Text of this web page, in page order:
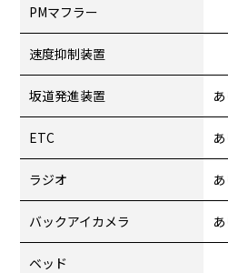
PMマフラー
速度抑制装置
坂道発進装置 あ
ETC あ
ラジオ あ
バックアイカメラ あ
ベッド